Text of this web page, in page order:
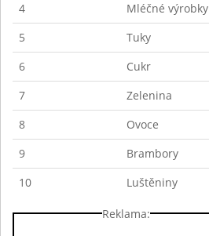
4
Mléčné výrobky
5
Tuky
6
Cukr
7
Zelenina
8
Ovoce
9
Brambory
10
Luštěniny
Reklama: